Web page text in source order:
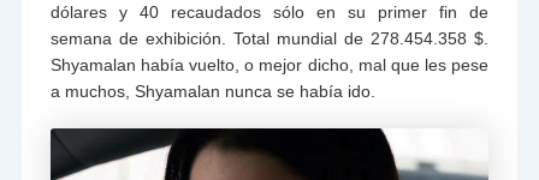
dólares y 40 recaudados sólo en su primer fin de
semana de exhibición. Total mundial de 278.454.358 $.
Shyamalan había vuelto, o mejor dicho, mal que les pese
a muchos, Shyamalan nunca se había ido.